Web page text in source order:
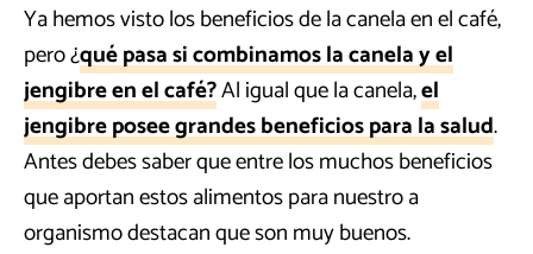
Ya hemos visto los beneficios de la canela en el café,
pero ¿qué pasa si combinamos la canela y el
jengibre en el café?Al igual que la canela,el
jengibre posee grandes beneficios para la salud.
Antes debes saber que entre los muchos beneficios
que aportan estos alimentos para nuestro a
organismo destacan que son muy buenos.